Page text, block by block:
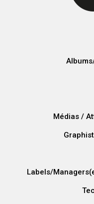
Médias /
Labels/